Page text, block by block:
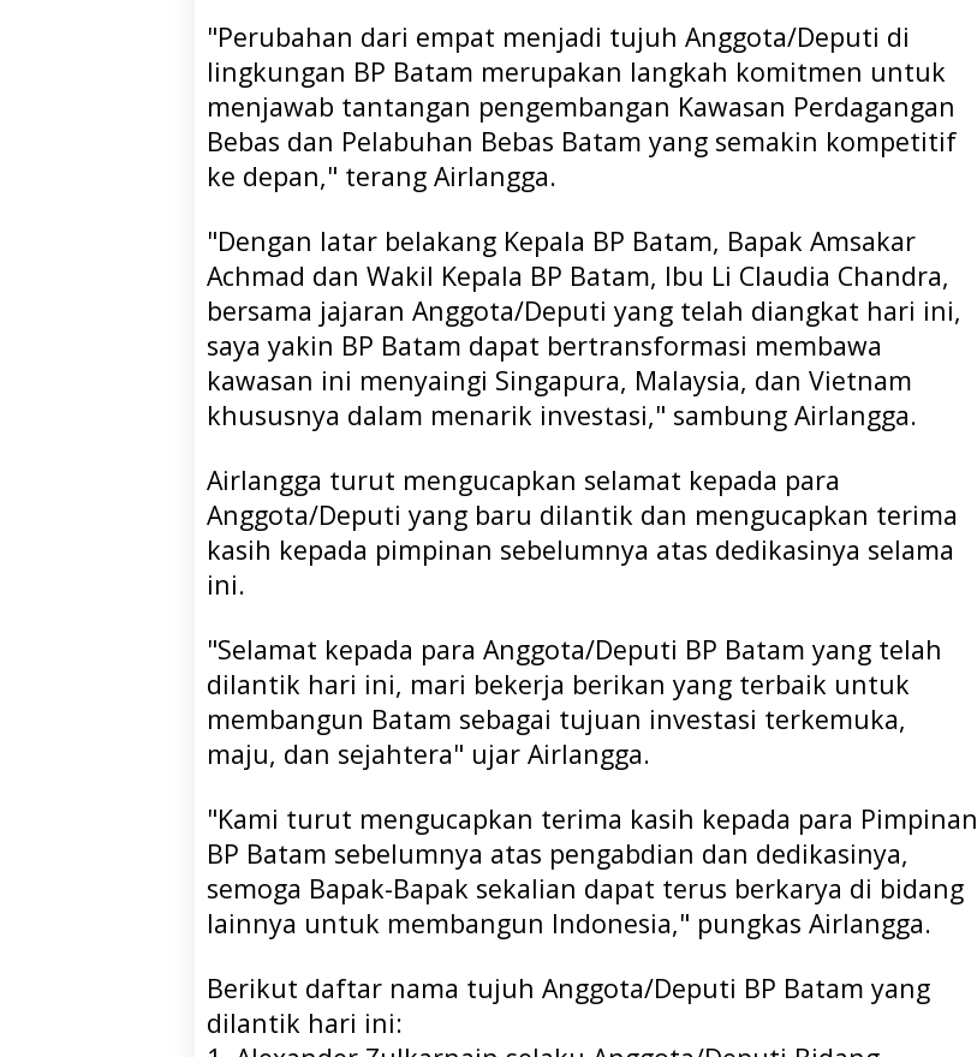
"Perubahan dari empat menjadi tujuh Anggota/Deputi di
lingkungan BP Batam merupakan langkah komitmen untuk
menjawab tantangan pengembangan Kawasan Perdagangan
Bebas dan Pelabuhan Bebas Batam yang semakin kompetitif
ke depan," terang Airlangga.
"Dengan latar belakang Kepala BP Batam, Bapak Amsakar
Achmad dan Wakil Kepala BP Batam, Ibu Li Claudia Chandra,
bersama jajaran Anggota/Deputi yang telah diangkat hari ini,
saya yakin BP Batam dapat bertransformasi membawa
kawasan ini menyaingi Singapura, Malaysia, dan Vietnam
khususnya dalam menarik investasi," sambung Airlangga.
Airlangga turut mengucapkan selamat kepada para
Anggota/Deputi yang baru dilantik dan mengucapkan terima
kasih kepada pimpinan sebelumnya atas dedikasinya selama
ini.
"Selamat kepada para Anggota/Deputi BP Batam yang telah
dilantik hari ini, mari bekerja berikan yang terbaik untuk
membangun Batam sebagai tujuan investasi terkemuka,
maju, dan sejahtera" ujar Airlangga.
"Kami turut mengucapkan terima kasih kepada para Pimpinan
BP Batam sebelumnya atas pengabdian dan dedikasinya,
semoga Bapak-Bapak sekalian dapat terus berkarya di bidang
lainnya untuk membangun Indonesia," pungkas Airlangga.
Berikut daftar nama tujuh Anggota/Deputi BP Batam yang
dilantik hari ini: